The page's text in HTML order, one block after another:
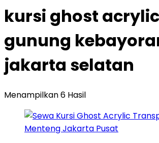
kursi ghost acrylic
gunung
jakarta selatan
Menampilkan 6 Hasil